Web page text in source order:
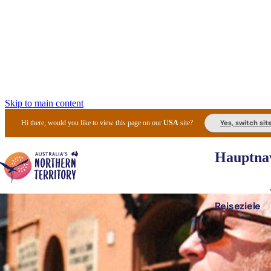
Skip to main content
Hi there, would you like to view this page on ourUSA site? Yes, switch
Reiseziele